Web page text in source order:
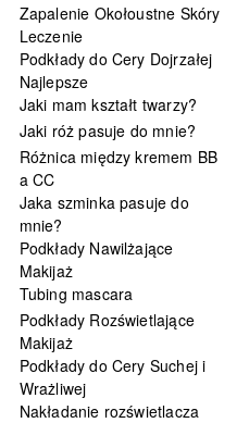
Zapalenie Okołoustne Skóry
Leczenie
Podkłady do Cery Dojrzałej
Najlepsze
Jaki mam kształt twarzy?
Jaki róż pasuje do mnie?
Różnica między kremem BB
a CC
Jaka szminka pasuje do
mnie?
Podkłady Nawilżające
Makijaż
Tubing mascara
Podkłady Rozświetlające
Makijaż
Podkłady do Cery Suchej i
Wrażliwej
Nakładanie rozświetlacza